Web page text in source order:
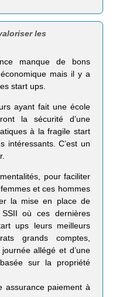
les
manque de bons
mais il y a
start ups.
ayant fait une école
la sécurité d’une
à la fragile start
intéressants. C’est un
pour faciliter
et ces hommes
la mise en place de
où ces dernières
ups leurs meilleurs
grands comptes,
allégé et d’une
sur la propriété
assurance paiement à